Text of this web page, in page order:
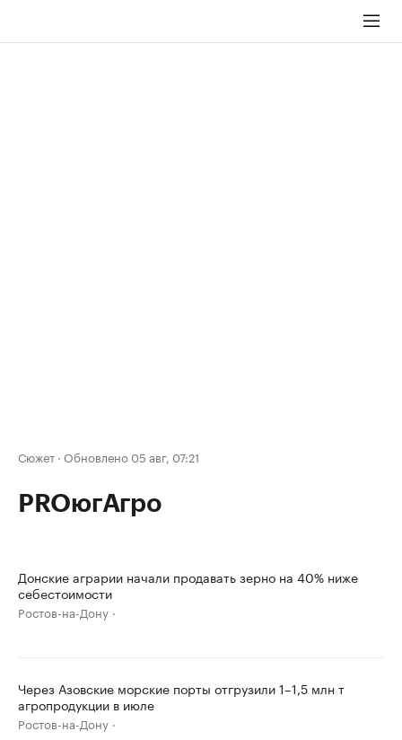
Сюжет · Обновлено 05 авг, 07:21
PROюгАгро
Донские аграрии начали продавать зерно на 40% ниже
себестоимости
Ростов-на-Дону
Через Азовские морские порты отгрузили 1–1,5 млн т
агропродукции в июле
Ростов-на-Дону